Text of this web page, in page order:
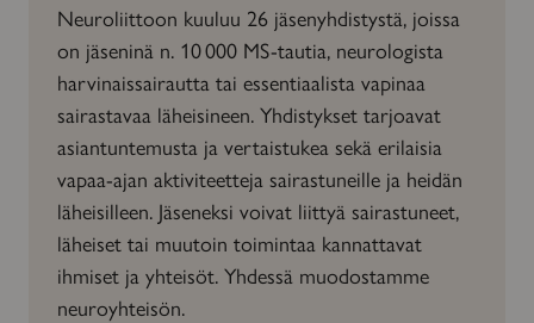
Neuroliittoon kuuluu 26 jäsenyhdistystä, joissa
on jäseninä n. 10 000 MS-tautia, neurologista
harvinaissairautta tai essentiaalista vapinaa
sairastavaa läheisineen. Yhdistykset tarjoavat
asiantuntemusta ja vertaistukea sekä erilaisia
vapaa-ajan aktiviteetteja sairastuneille ja heidän
läheisilleen. Jäseneksi voivat liittyä sairastuneet,
läheiset tai muutoin toimintaa kannattavat
ihmiset ja yhteisöt. Yhdessä muodostamme
neuroyhteisön.